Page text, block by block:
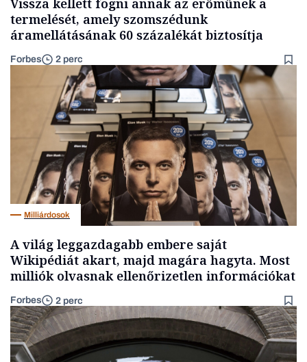
Vissza kellett fogni annak az erőműnek a
termelését, amely szomszédunk
áramellátásának 60 százalékát biztosítja
Forbes 2 perc
Milliárdosok
A világ leggazdagabb embere saját
Wikipédiát akart, majd magára hagyta. Most
milliók olvasnak ellenőrizetlen információkat
Forbes 2 perc